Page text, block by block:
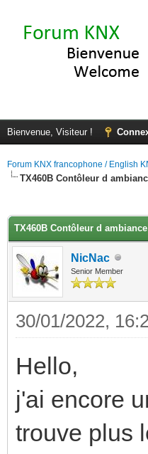
Bienvenue, Visiteur !
Forum KNX francophone / English
TX460B Contôleur d
TX460B Contôleur d
NicNac
Senior Member
30/01/2022,
Hello,
j'ai encore
trouve plus